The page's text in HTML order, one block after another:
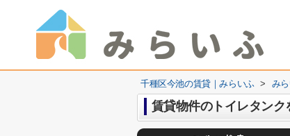
千種区今池の賃貸｜みらいふ > み
賃貸物件のトイレタン